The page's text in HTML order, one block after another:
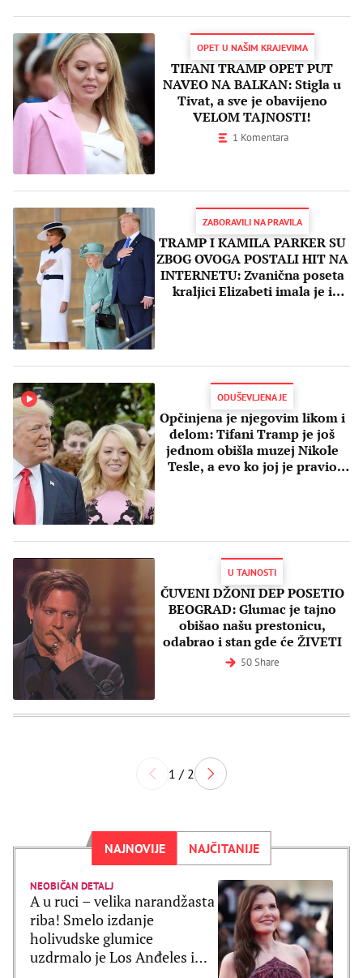
OPET U NAŠIM KRAJEVIMA
TIFANI TRAMP OPET PUT
NAVEO NA BALKAN: Stigla u
Tivat, a sve je obavijeno
VELOM TAJNOSTI!
1 Komentara
ZABORAVILI NA PRAVILA
TRAMP I KAMILA PARKER SU
ZBOG OVOGA POSTALI HIT NA
INTERNETU: Zvanična poseta
kraljici Elizabeti imala je i
ODUŠEVLJENA JE
Opčinjena je njegovim likom i
delom: Tifani Tramp je još
jednom obišla muzej Nikole
Tesle, a evo ko joj je pravio
U TAJNOSTI
ČUVENI DŽONI DEP POSETIO
BEOGRAD: Glumac je tajno
obišao našu prestonicu,
odabrao i stan gde će ŽIVETI
50 Share
1 / 2
NAJNOVIJE NAJČITANIJE
NEOBIČAN DETALJ
A u ruci – velika narandžasta
riba! Smelo izdanje
holivudske glumice
uzdrmalo je Los Anđeles i